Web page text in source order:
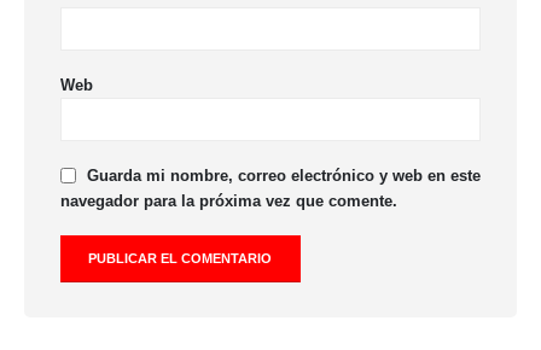
Web
Guarda mi nombre, correo electrónico y web en este
navegador para la próxima vez que comente.